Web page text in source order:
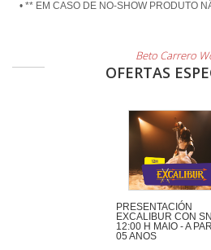
• ** EM CASO DE NO-SHOW PRODUTO
Beto Carrero
OFERTAS
PRESENTACIÓN
EXCALIBUR CON
12:00 H MAIO - A
05 ANOS